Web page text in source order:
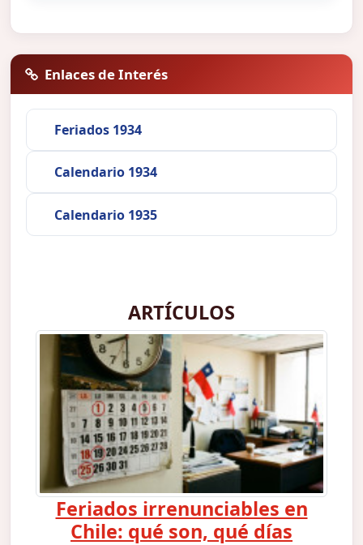
Enlaces de Interés
Feriados 1934
Calendario 1934
Calendario 1935
ARTÍCULOS
Feriados irrenunciables en
Chile: qué son, qué días